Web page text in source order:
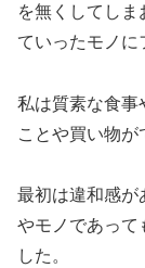
を無くしてし
ていったモノに
私は質素な食事
ことや買い物が
最初は違和感が
やモノであって
した。